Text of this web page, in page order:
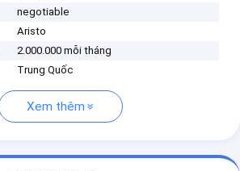
negotiable
Aristo
2.000.000 mỗi tháng
Trung Quốc
Xem thêm